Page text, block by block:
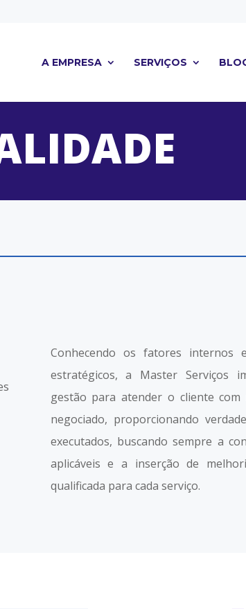
A EMPRESA SERVIÇOS
Conhecendo os fatores internos
estratégicos, a Master Serviços
gestão para atender o cliente
negociado, proporcionando
executados, buscando sempre a
aplicáveis e a inserção de
qualificada para cada serviço.